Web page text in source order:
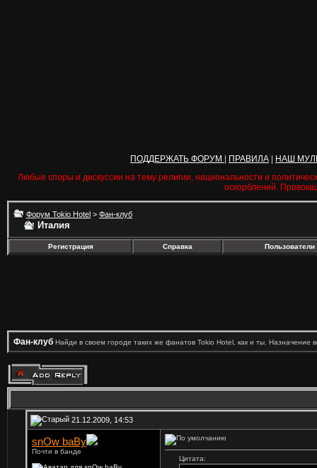
ПОДДЕРЖАТЬ ФОРУМ ПРАВИЛА
НАШ
Любые споры и дискуссии на тему религии, национальности и
оскорблений.
Форум Tokio Hotel > Фан-клуб
Италия
Регистрация Справка Пользователи
Фан-клуб Найди в своем городе таких же фанатов Tokio Hotel, как и ты. Назначение
21.12.2009, 14:53
snOw baBy
Почти в банде
Цитата: